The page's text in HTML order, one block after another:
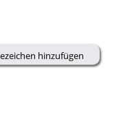
hinzufügen